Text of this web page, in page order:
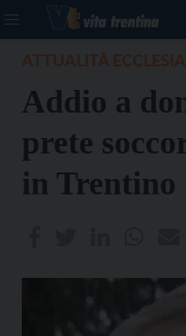
Addio a
prete
in Trentino